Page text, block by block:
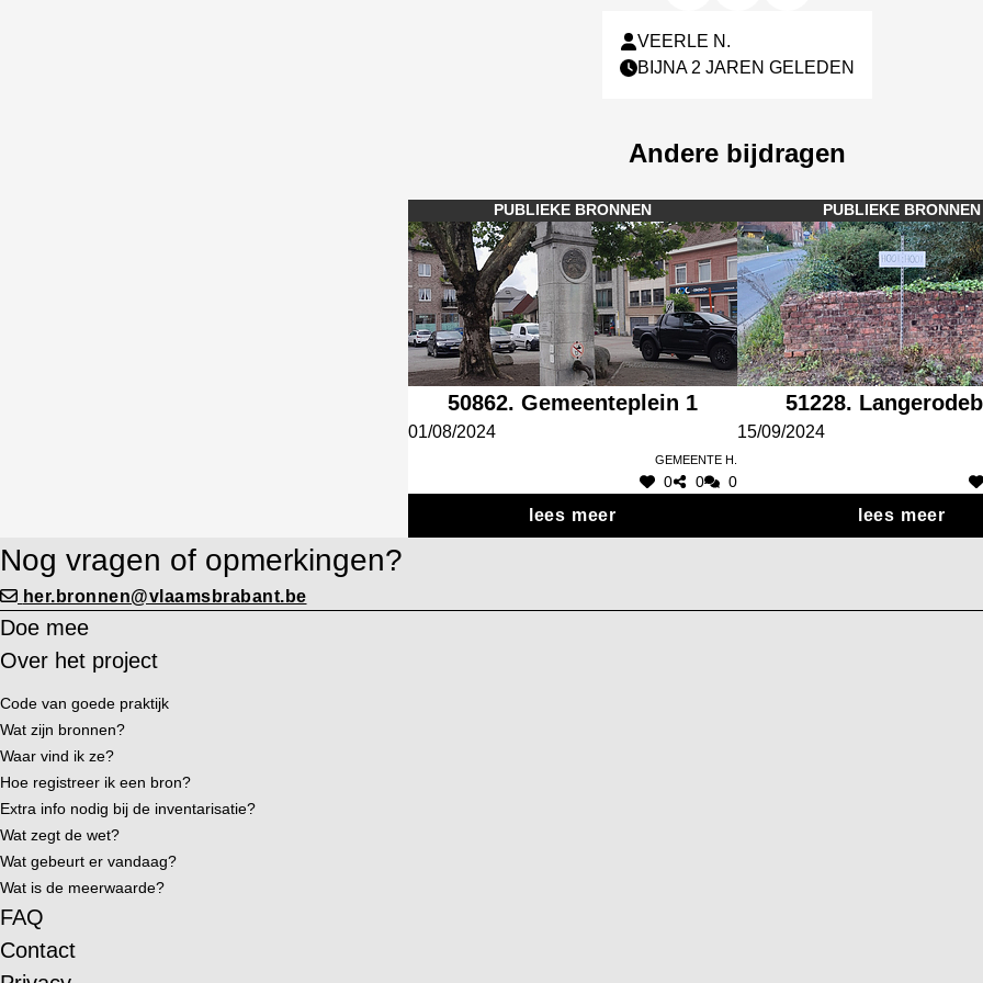
VEERLE N.
BIJNA 2 JAREN GELEDEN
Andere bijdragen
PUBLIEKE BRONNEN
50862. Gemeenteplein 1
01/08/2024
Gemeente H.
0 0 0
lees meer
PUBLIEKE BRONNEN
51228.
15/09/2024
lees meer
Nog vragen of opmerkingen?
her.bronnen@vlaamsbrabant.be
Doe mee
Over het project
Code van goede praktijk
Wat zijn bronnen?
Waar vind ik ze?
Hoe registreer ik een bron?
Extra info nodig bij de inventarisatie?
Wat zegt de wet?
Wat gebeurt er vandaag?
Wat is de meerwaarde?
FAQ
Contact